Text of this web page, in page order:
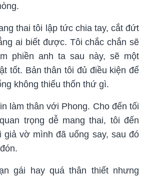
thai tôi lập tức chia tay, cắt đứt
ai biết được. Tôi chắc chắn sẽ
phiền anh ta sau này, sẽ một
tốt. Bản thân tôi đủ điều kiện để
không thiếu thốn thứ gì.
làm thân với Phong. Cho đến tối
trọng dễ mang thai, tôi đến
giả vờ mình đã uống say, sau đó
gái hay quá thân thiết nhưng